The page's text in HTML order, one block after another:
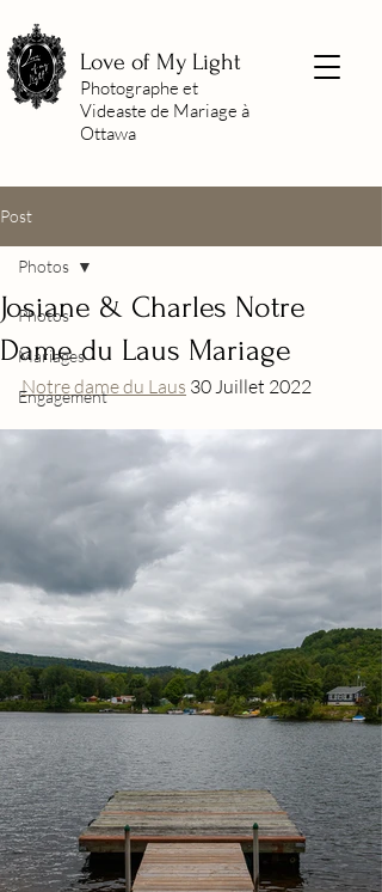
Love of My Light
Photographe et
Videaste de Mariage à
Ottawa
Post
Photos
Mariages
Engagement
Photos
Josiane & Charles Notre
Dame du Laus Mariage
Notre dame du Laus 30 Juillet 2022